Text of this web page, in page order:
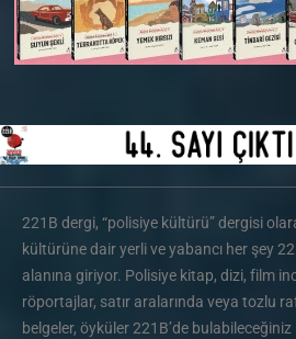
221B dergi, “polisiye kültürü” dergisi
kültürüne dair yerli ve yabancı her şey
alanına giriyor. Polisiye kitap, dizi, film
röportajlar, satır aralarında veya tozlu
belgeler, öyküler 221B’de